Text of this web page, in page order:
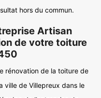
hors du commun.
Artisan
de votre toiture
rénovation de la toiture de
ville de Villepreux dans le